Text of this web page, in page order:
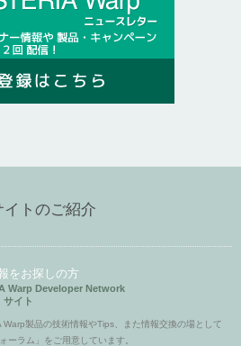
イトのご紹介
をお探しの方
Warp Developer Network
サイト
Warp製品の技術情報やTips、また情報交換の場として
ォーラム」をご用意しています。